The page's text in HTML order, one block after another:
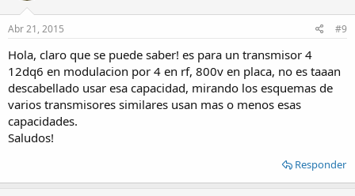
Abr 21, 2015 #9
Hola, claro que se puede saber! es para un transmisor 4
12dq6 en modulacion por 4 en rf, 800v en placa, no es taaan
descabellado usar esa capacidad, mirando los esquemas de
varios transmisores similares usan mas o menos esas
capacidades.
Saludos!
Responder